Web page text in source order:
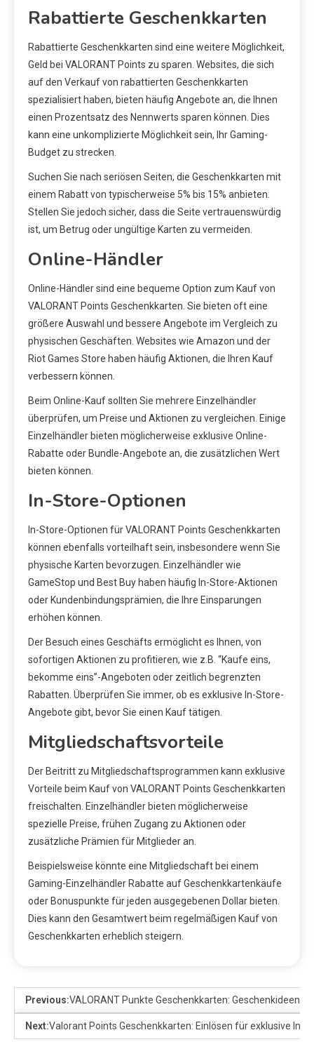
Rabattierte Geschenkkarten
Rabattierte Geschenkkarten sind eine weitere Möglichkeit,
Geld bei VALORANT Points zu sparen. Websites, die sich
auf den Verkauf von rabattierten Geschenkkarten
spezialisiert haben, bieten häufig Angebote an, die Ihnen
einen Prozentsatz des Nennwerts sparen können. Dies
kann eine unkomplizierte Möglichkeit sein, Ihr Gaming-
Budget zu strecken.
Suchen Sie nach seriösen Seiten, die Geschenkkarten mit
einem Rabatt von typischerweise 5% bis 15% anbieten.
Stellen Sie jedoch sicher, dass die Seite vertrauenswürdig
ist, um Betrug oder ungültige Karten zu vermeiden.
Online-Händler
Online-Händler sind eine bequeme Option zum Kauf von
VALORANT Points Geschenkkarten. Sie bieten oft eine
größere Auswahl und bessere Angebote im Vergleich zu
physischen Geschäften. Websites wie Amazon und der
Riot Games Store haben häufig Aktionen, die Ihren Kauf
verbessern können.
Beim Online-Kauf sollten Sie mehrere Einzelhändler
überprüfen, um Preise und Aktionen zu vergleichen. Einige
Einzelhändler bieten möglicherweise exklusive Online-
Rabatte oder Bundle-Angebote an, die zusätzlichen Wert
bieten können.
In-Store-Optionen
In-Store-Optionen für VALORANT Points Geschenkkarten
können ebenfalls vorteilhaft sein, insbesondere wenn Sie
physische Karten bevorzugen. Einzelhändler wie
GameStop und Best Buy haben häufig In-Store-Aktionen
oder Kundenbindungsprämien, die Ihre Einsparungen
erhöhen können.
Der Besuch eines Geschäfts ermöglicht es Ihnen, von
sofortigen Aktionen zu profitieren, wie z.B. “Kaufe eins,
bekomme eins”-Angeboten oder zeitlich begrenzten
Rabatten. Überprüfen Sie immer, ob es exklusive In-Store-
Angebote gibt, bevor Sie einen Kauf tätigen.
Mitgliedschaftsvorteile
Der Beitritt zu Mitgliedschaftsprogrammen kann exklusive
Vorteile beim Kauf von VALORANT Points Geschenkkarten
freischalten. Einzelhändler bieten möglicherweise
spezielle Preise, frühen Zugang zu Aktionen oder
zusätzliche Prämien für Mitglieder an.
Beispielsweise könnte eine Mitgliedschaft bei einem
Gaming-Einzelhändler Rabatte auf Geschenkkartenkäufe
oder Bonuspunkte für jeden ausgegebenen Dollar bieten.
Dies kann den Gesamtwert beim regelmäßigen Kauf von
Geschenkkarten erheblich steigern.
Previous:VALORANT Punkte Geschenkkarten: Geschenkideen,
Next:Valorant Points Geschenkkarten: Einlösen für exklusive